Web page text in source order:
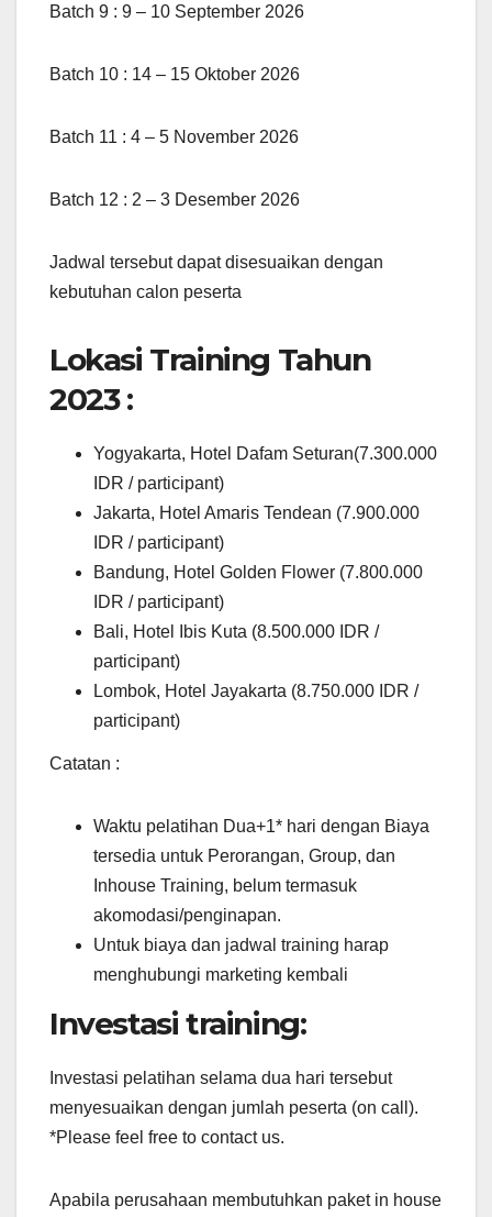
Batch 9 : 9 – 10 September 2026
Batch 10 : 14 – 15 Oktober 2026
Batch 11 : 4 – 5 November 2026
Batch 12 : 2 – 3 Desember 2026
Jadwal tersebut dapat disesuaikan dengan
kebutuhan calon peserta
Lokasi Training Tahun
2023 :
Yogyakarta, Hotel Dafam Seturan(7.300.000
IDR / participant)
Jakarta, Hotel Amaris Tendean (7.900.000
IDR / participant)
Bandung, Hotel Golden Flower (7.800.000
IDR / participant)
Bali, Hotel Ibis Kuta (8.500.000 IDR /
participant)
Lombok, Hotel Jayakarta (8.750.000 IDR /
participant)
Catatan :
Waktu pelatihan Dua+1* hari dengan Biaya
tersedia untuk Perorangan, Group, dan
Inhouse Training, belum termasuk
akomodasi/penginapan.
Untuk biaya dan jadwal training harap
menghubungi marketing kembali
Investasi training:
Investasi pelatihan selama dua hari tersebut
menyesuaikan dengan jumlah peserta (on call).
*Please feel free to contact us.
Apabila perusahaan membutuhkan paket in house